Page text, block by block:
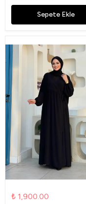
Sepete Ekle
₺ 1,900.00